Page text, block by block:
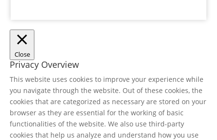
Close
Privacy Overview
This website uses cookies to improve your experience while
you navigate through the website. Out of these cookies, the
cookies that are categorized as necessary are stored on your
browser as they are essential for the working of basic
functionalities of the website. We also use third-party
cookies that help us analyze and understand how you use